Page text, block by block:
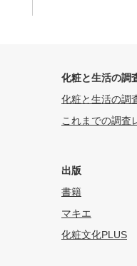
化粧と生活の調
化粧と生活の調
これまでの調査
出版
書籍
マキエ
化粧文化PLUS